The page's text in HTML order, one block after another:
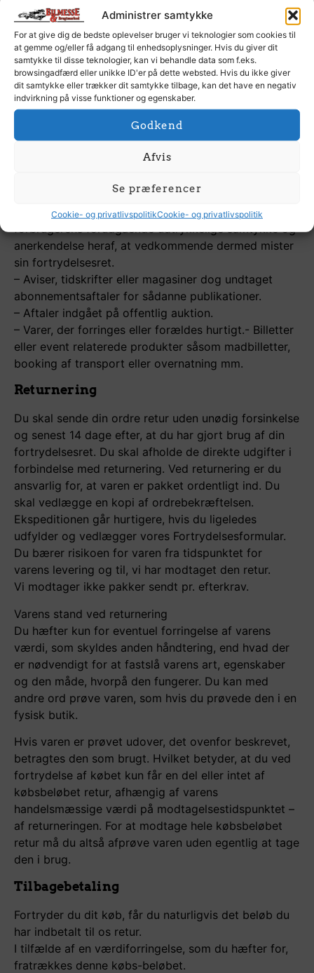
Administrer samtykke
For at give dig de bedste oplevelser bruger vi teknologier som cookies til
at gemme og/eller få adgang til enhedsoplysninger. Hvis du giver dit
samtykke til disse teknologier, kan vi behandle data som f.eks.
browsingadfærd eller unikke ID'er på dette websted. Hvis du ikke giver
dit samtykke eller trækker dit samtykke tilbage, kan det have en negativ
indvirkning på visse funktioner og egenskaber.
Godkend
Afvis
Se præferencer
Cookie- og privatlivspolitikCookie- og privatlivspolitik
eller hygiejnemæssige årsager ikke er egnet til at
blive returneret, og hvor forseglingen er brudt efter
leveringen.
– Varer, der grundet sin art bliver uløseligt blandet
sammen med andre ved levering.
– Varer, hvor plomberingen er brudt.
– Udførte ikke-finansielle tjenesteydelser, hvis
levering af tjenesteydelsen er påbegyndt med
forbrugerens forudgående udtrykkelige samtykke og
anderkendelse af, at fortrydelsesretten ophører, når
– Levering af digitalt indhold, som ikke leveres på et
fysisk medium, hvis udførelsen er påbegyndt med
forbrugerens forudgående udtrykkelige samtykke og
anerkendelse heraf, at vedkommende dermed mister
sin fortrydelsesret.
– Aviser, tidskrifter eller magasiner dog undtaget
abonnementsaftaler for sådanne publikationer.
– Aftaler indgået på offentlig auktion.
– Varer, der forringes eller forældes hurtigt.- Billetter
eller event relaterede produkter såsom madbilletter,
booking af transport eller overnatning mm.
Returnering
Du skal sende din ordre retur uden unødig forsinkelse
og senest 14 dage efter, at du har gjort brug af din
fortrydelsesret. Du skal afholde de direkte udgifter i
forbindelse med returnering. Ved returnering er du
ansvarlig for, at varen er pakket ordentligt ind. Du
skal vedlægge en kopi af ordrebekræftelsen.
Ekspeditionen går hurtigere, hvis du ligeledes
udfylder og vedlægger vores Fortrydelsesformular.
Du bærer risikoen for varen fra tidspunktet for
varens levering og til, vi har modtaget den retur.
Vi modtager ikke pakker sendt pr. efterkrav.
Varens stand ved returnering
Du hæfter kun for eventuel forringelse af varens
værdi, som skyldes anden håndtering, end hvad der
er nødvendigt for at fastslå varens art, egenskaber
og den måde, hvorpå den fungerer. Du kan med
andre ord prøve varen, som hvis du prøvede den i en
fysisk butik.
Hvis varen er prøvet udover, det ovenfor beskrevet,
betragtes den som brugt. Hvilket betyder, at du ved
fortrydelse af købet kun får en del eller intet af
købsbeløbet retur, afhængig af varens
handelsmæssige værdi på modtagelsestidspunktet –
af returneringen. For at modtage hele købsbeløbet
retur må du altså afprøve varen uden egentlig at tage
den i brug.
Tilbagebetaling
Fortryder du dit køb, får du naturligvis det beløb du
har indbetalt til os retur.
I tilfælde af en værdiforringelse, som du hæfter for,
fratrækkes denne købs-beløbet.